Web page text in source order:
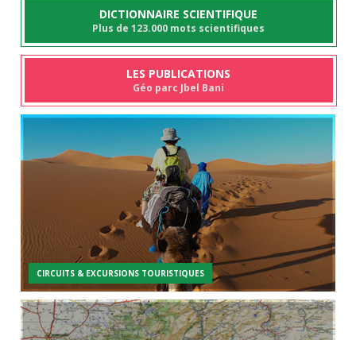
DICTIONNAIRE SCIENTIFIQUE
Plus de 123.000 mots scientifiques
LES PUBLICATIONS
Géo parc Jbel Bani
CIRCUITS & EXCURSIONS TOURISTIQUES